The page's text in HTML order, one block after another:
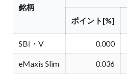
銘柄
ポイント[%]
SBI・V 0.000
eMaxis Slim 0.036